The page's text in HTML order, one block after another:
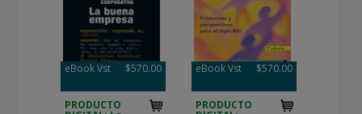
eBook Vst $570.00
PRODUCTO
eBook Vst $570.00
PRODUCTO